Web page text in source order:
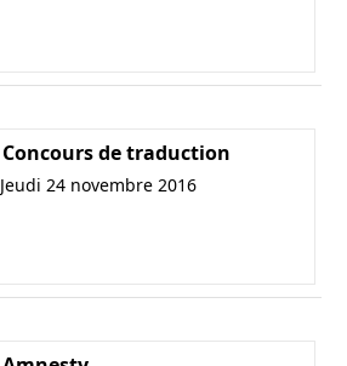
Concours de traduction
Jeudi 24 novembre 2016